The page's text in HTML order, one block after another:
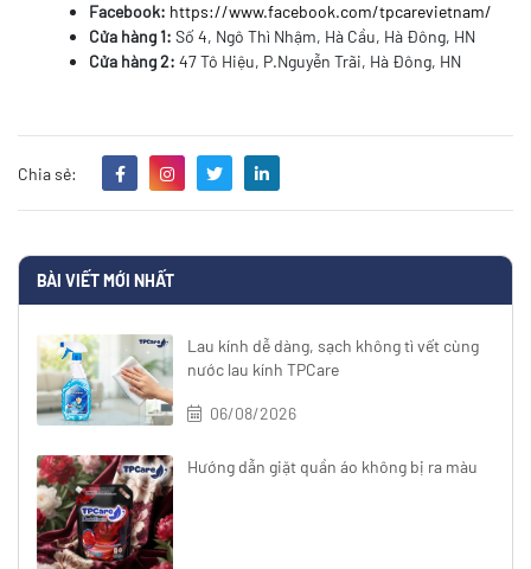
Facebook: https://www.facebook.com/tpcarevietnam/
Cửa hàng 1: Số 4, Ngô Thì Nhậm, Hà Cầu, Hà Đông, HN
Cửa hàng 2: 47 Tô Hiệu, P.Nguyễn Trãi, Hà Đông, HN
Chia sẻ:
BÀI VIẾT MỚI NHẤT
Lau kính dễ dàng, sạch không tì vết cùng
nước lau kính TPCare
06/08/2026
Hướng dẫn giặt quần áo không bị ra màu